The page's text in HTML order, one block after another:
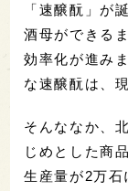
「速醸酛」が
酒母ができる
効率化が進み
な速醸酛は、
そんななか、
じめとした商
生産量が2万石